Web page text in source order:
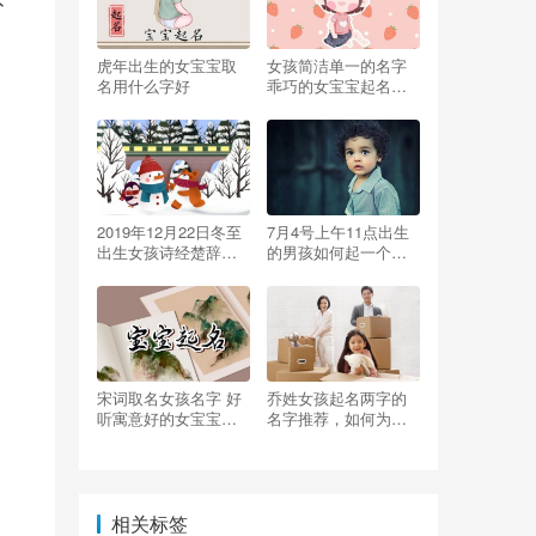
虎年出生的女宝宝取
名用什么字好
女孩简洁单一的名字
乖巧的女宝宝起名大
2019年12月22日冬至
出生女孩诗经楚辞起
7月4号上午11点出生
的男孩如何起一个合
宋词取名女孩名字 好
听寓意好的女宝宝名
乔姓女孩起名两字的
名字推荐，如何为乔
相关标签